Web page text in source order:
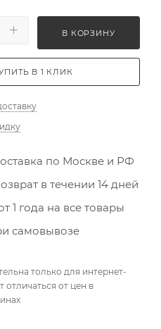
В КОРЗИНУ
В 1 КЛИК
по Москве и РФ
в течении 14 дней
1 года на все товары
самовывозе
только для интернет-
отличаться от цен в